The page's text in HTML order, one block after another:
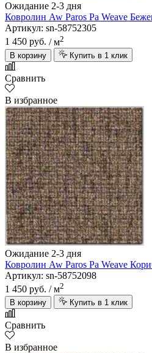
Ожидание 2-3 дня
Ковролин Aw Paros Pa Weave
Артикул: sn-58752305
1 450 руб. / м2
В корзину
Купить в 1 клик
Сравнить
В избранное
Ожидание 2-3 дня
Ковролин Aw Paros Pa Weave
Артикул: sn-58752098
1 450 руб. / м2
В корзину
Купить в 1 клик
Сравнить
В избранное